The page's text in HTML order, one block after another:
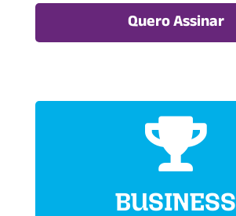
Quero Assinar
BUSINESS